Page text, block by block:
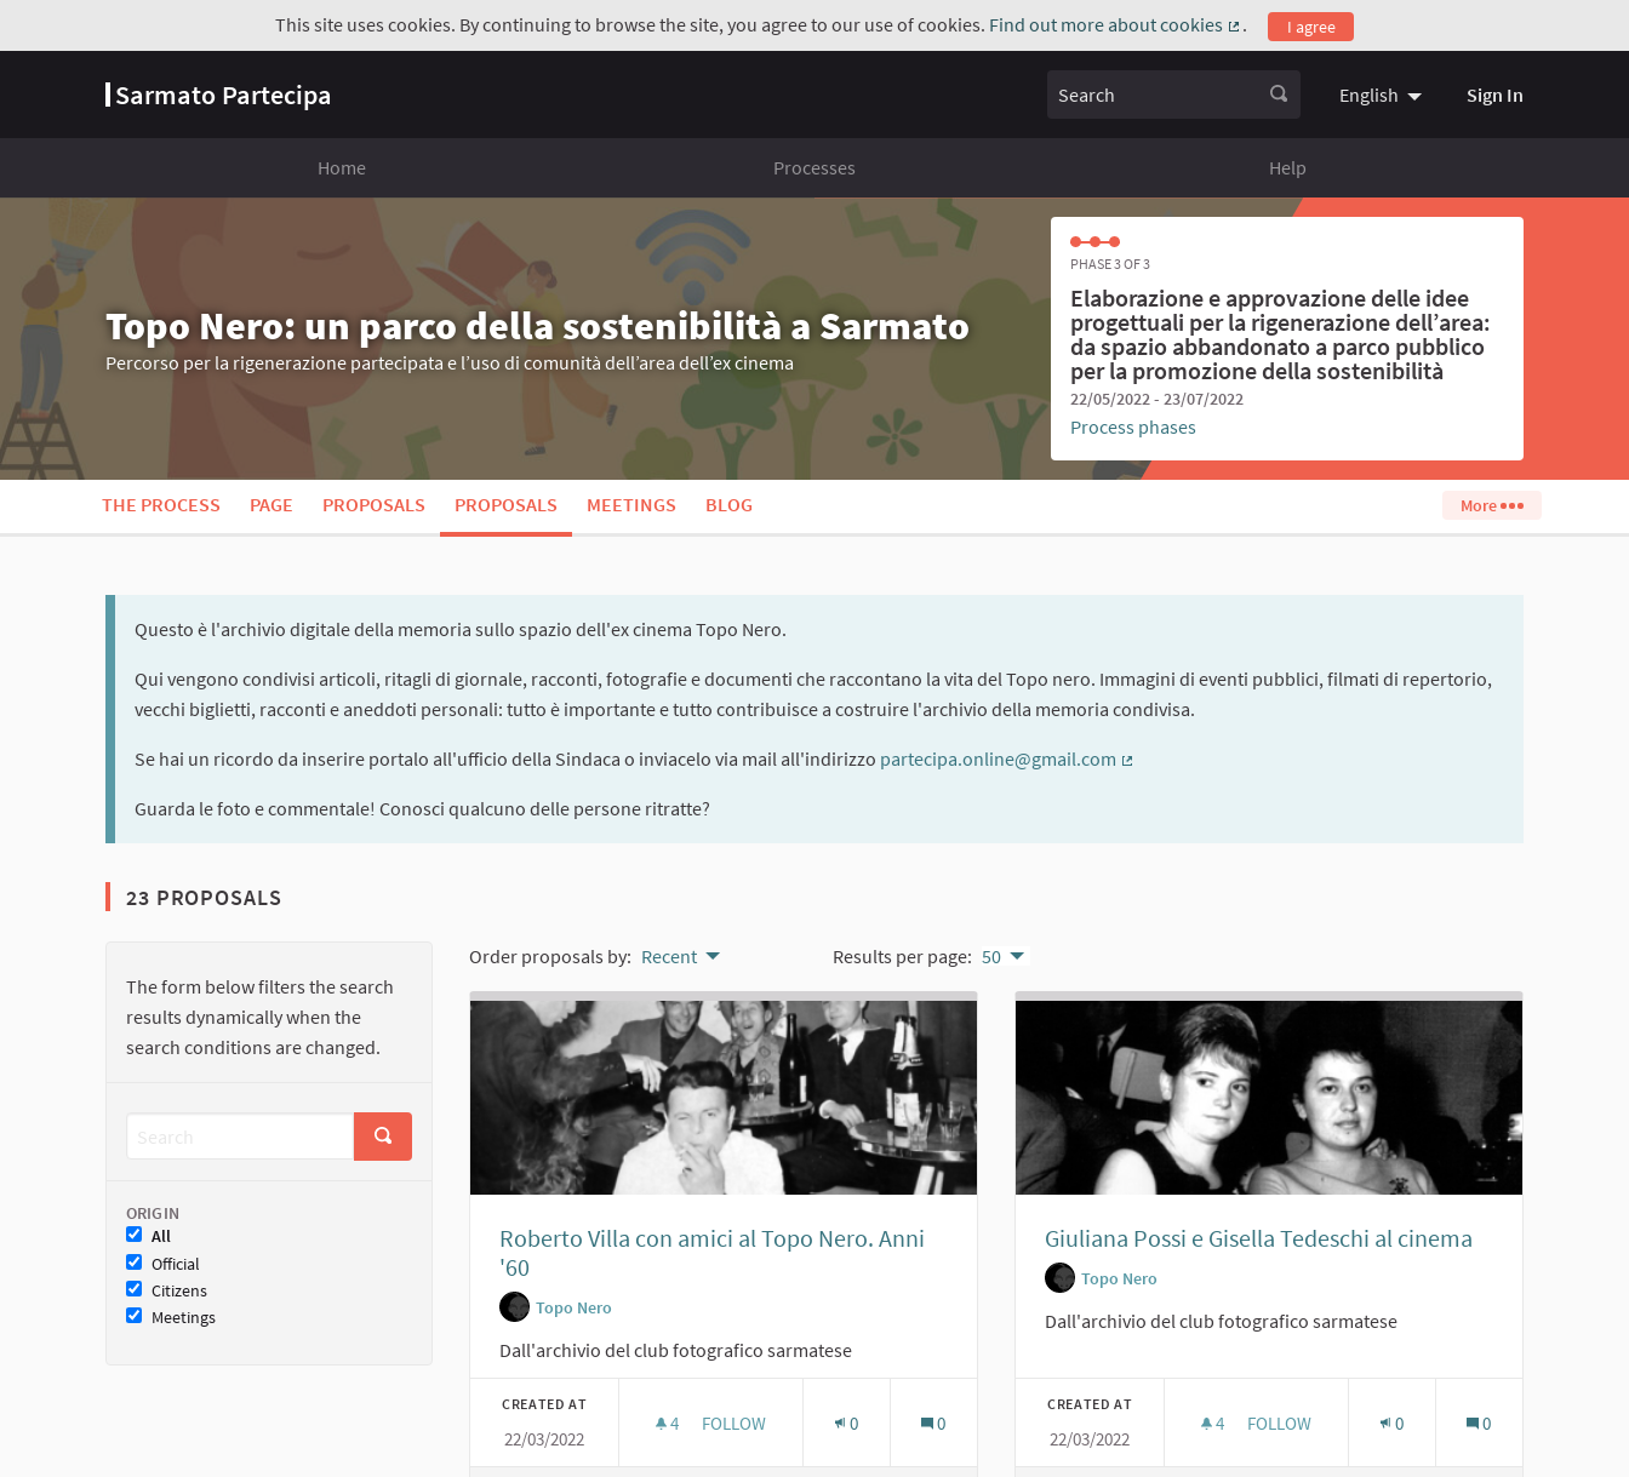
This site uses cookies. By continuing to browse the site, you agree to our use of cookies. Find out more about cookies
(External link)
. I agree
Sarmato Partecipa Search English Choose language
Sign In
Home Processes Help
Topo Nero: un parco della sostenibilità a Sarmato
Percorso per la rigenerazione partecipata e l’uso di comunità dell’area dell’ex cinema
PHASE 3 OF 3
Elaborazione e approvazione delle idee
progettuali per la rigenerazione dell’area:
da spazio abbandonato a parco pubblico
per la promozione della sostenibilità
22/05/2022 - 23/07/2022
Process phases
THE PROCESS PAGE PROPOSALS PROPOSALS MEETINGS BLOG More
Questo è l'archivio digitale della memoria sullo spazio dell'ex cinema Topo Nero.
Qui vengono condivisi articoli, ritagli di giornale, racconti, fotografie e documenti che raccontano la vita del Topo nero. Immagini di eventi pubblici, filmati di repertorio,
vecchi biglietti, racconti e aneddoti personali: tutto è importante e tutto contribuisce a costruire l'archivio della memoria condivisa.
Se hai un ricordo da inserire portalo all'ufficio della Sindaca o inviacelo via mail all'indirizzo partecipa.online@gmail.com
Guarda le foto e commentale! Conosci qualcuno delle persone ritratte?
23 PROPOSALS
The form below filters the search
results dynamically when the
search conditions are changed.
ORIGIN
All
Official
Citizens
Meetings
Order proposals by: Recent Results per page: 50
Roberto Villa con amici al Topo Nero. Anni
'60
Topo Nero
Dall'archivio del club fotografico sarmatese
CREATED AT
22/03/2022
4 4 FOLLOWERS
FOLLOW
ROBERTO VILLA CON AMICI AL TOPO NERO. ANNI '60
0 0
Giuliana Possi e Gisella Tedeschi al cinema
Topo Nero
Dall'archivio del club fotografico sarmatese
CREATED AT
22/03/2022
4 4 FOLLOWERS
FOLLOW 0 0